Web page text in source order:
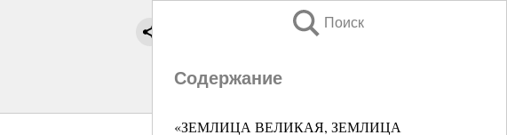
Поиск
Содержание
«ЗЕМЛИЦА ВЕЛИКАЯ, ЗЕМЛИЦА